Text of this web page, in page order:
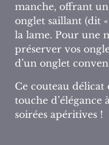
manche, offrant
onglet saillant (dit
la lame. Pour une
préserver vos
d’un onglet
Ce couteau délicat
touche d’élégance
soirées apéritives !